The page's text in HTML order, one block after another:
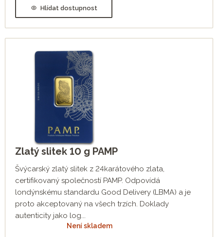
Hlídat dostupnost
Zlatý slitek 10 g PAMP
Švýcarský zlatý slitek z 24karátového zlata,
certifikovaný společností PAMP. Odpovídá
londýnskému standardu Good Delivery (LBMA) a je
proto akceptovaný na všech trzích. Doklady
autenticity jako log...
Není skladem